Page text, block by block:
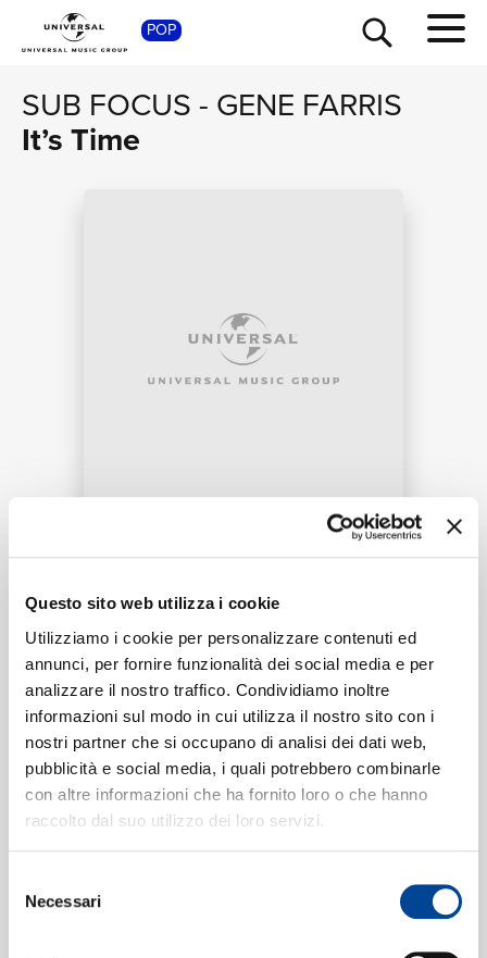
Questo sito web utilizza i cookie
Utilizziamo i cookie per personalizzare contenuti ed
annunci, per fornire funzionalità dei social media e per
analizzare il nostro traffico. Condividiamo inoltre
informazioni sul modo in cui utilizza il nostro sito con i
nostri partner che si occupano di analisi dei dati web,
pubblicità e social media, i quali potrebbero combinarle
con altre informazioni che ha fornito loro o che hanno
raccolto dal suo utilizzo dei loro servizi.
delNecessari
POP
SUB FOCUS- GENE FARRIS
It’s Time
1 It's Time
03:19
Sub Focus, Gene Farris
Formati disponibili:
UPC:00602445853816
SHOP
TOUR NEWS
RICERCA
CHI SIAMO
CONTATTI
NEWSLETTER